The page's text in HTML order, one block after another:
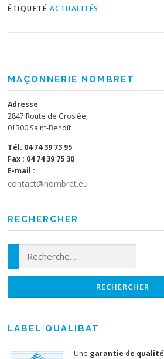
ÉTIQUETÉ ACTUALITÉS
MAÇONNERIE NOMBRET
Adresse
2847 Route de Groslée,
01300 Saint-Benoît
Tél. 04 74 39 73 95
Fax : 04 74 39 75 30
E-mail :
contact@nombret.eu
RECHERCHER
Rechercher :
LABEL QUALIBAT
Une garantie de qualité